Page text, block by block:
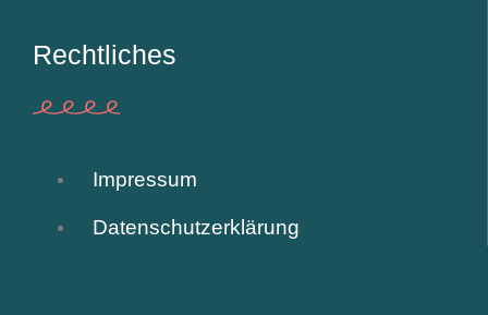
Rechtliches
Impressum
Datenschutzerklärung